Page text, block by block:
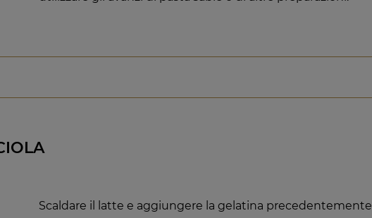
Scaldare il latte e aggiungere la gelatina precedentemente